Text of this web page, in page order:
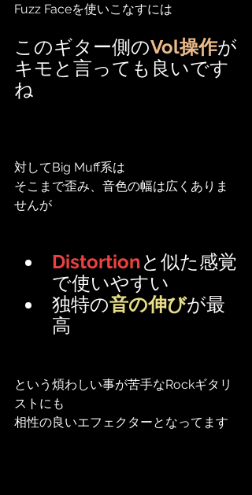
Fuzz Faceを使いこなすには
このギター側のVol操作が
キモと言っても良いです
ね
対してBig Muff系は
そこまで歪み、音色の幅は広くありま
せんが
Distortionと似た感覚
で使いやすい
独特の音の伸びが最
高
という煩わしい事が苦手なRockギタリ
ストにも
相性の良いエフェクターとなってます